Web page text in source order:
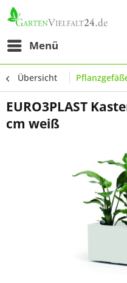
Menü
Übersicht
EURO3PLAST
cm weiß